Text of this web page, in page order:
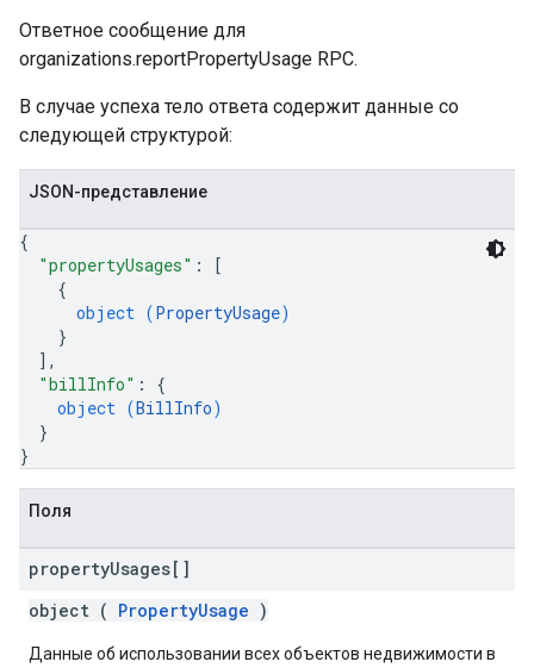
Ответное сообщение для
organizations.reportPropertyUsage RPC.
В случае успеха тело ответа содержит данные со
следующей структурой:
JSON-представление
{
"propertyUsages" :
[
{
object (PropertyUsage)
}
] ,
"billInfo" : {
object (BillInfo)
}
}
Поля
propertyUsages[]
object ( PropertyUsage )
Данные об использовании всех объектов недвижимости в